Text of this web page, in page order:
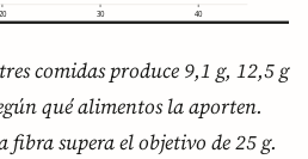
comidas produce 9,1 g, 12,5 g
qué alimentos la aporten.
fibra supera el objetivo de 25 g.